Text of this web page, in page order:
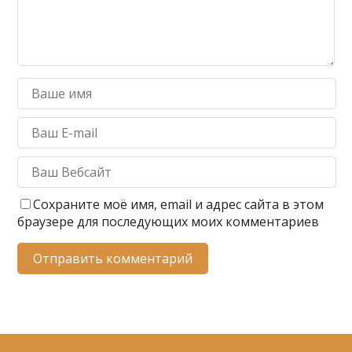
Сохраните моё имя, email и адрес сайта в этом
браузере для последующих моих комментариев